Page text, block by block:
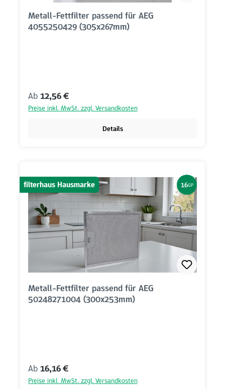
Metall-Fettfilter passend für AEG
4055250429 (305x267mm)
Regulärer Preis:
Ab 12,56 €
Preise inkl. MwSt. zzgl. Versandkosten
Details
filterhaus Hausmarke 16GP
Metall-Fettfilter passend für AEG
50248271004 (300x253mm)
Regulärer Preis:
Ab 16,16 €
Preise inkl. MwSt. zzgl. Versandkosten